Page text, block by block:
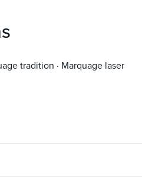
tradition · Marquage laser